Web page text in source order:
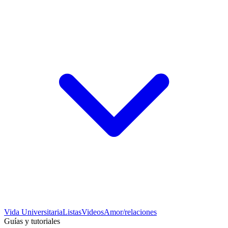
Vida UniversitariaListasVideosAmor/relaciones
Guías y tutoriales